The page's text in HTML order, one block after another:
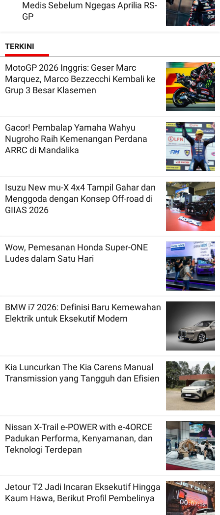
Medis Sebelum Ngegas Aprilia RS-
GP
TERKINI
MotoGP 2026 Inggris: Geser Marc
Marquez, Marco Bezzecchi Kembali ke
Grup 3 Besar Klasemen
Gacor! Pembalap Yamaha Wahyu
Nugroho Raih Kemenangan Perdana
ARRC di Mandalika
Isuzu New mu-X 4x4 Tampil Gahar dan
Menggoda dengan Konsep Off-road di
GIIAS 2026
Wow, Pemesanan Honda Super-ONE
Ludes dalam Satu Hari
BMW i7 2026: Definisi Baru Kemewahan
Elektrik untuk Eksekutif Modern
Kia Luncurkan The Kia Carens Manual
Transmission yang Tangguh dan Efisien
Nissan X-Trail e-POWER with e-4ORCE
Padukan Performa, Kenyamanan, dan
Teknologi Terdepan
Jetour T2 Jadi Incaran Eksekutif Hingga
Kaum Hawa, Berikut Profil Pembelinya